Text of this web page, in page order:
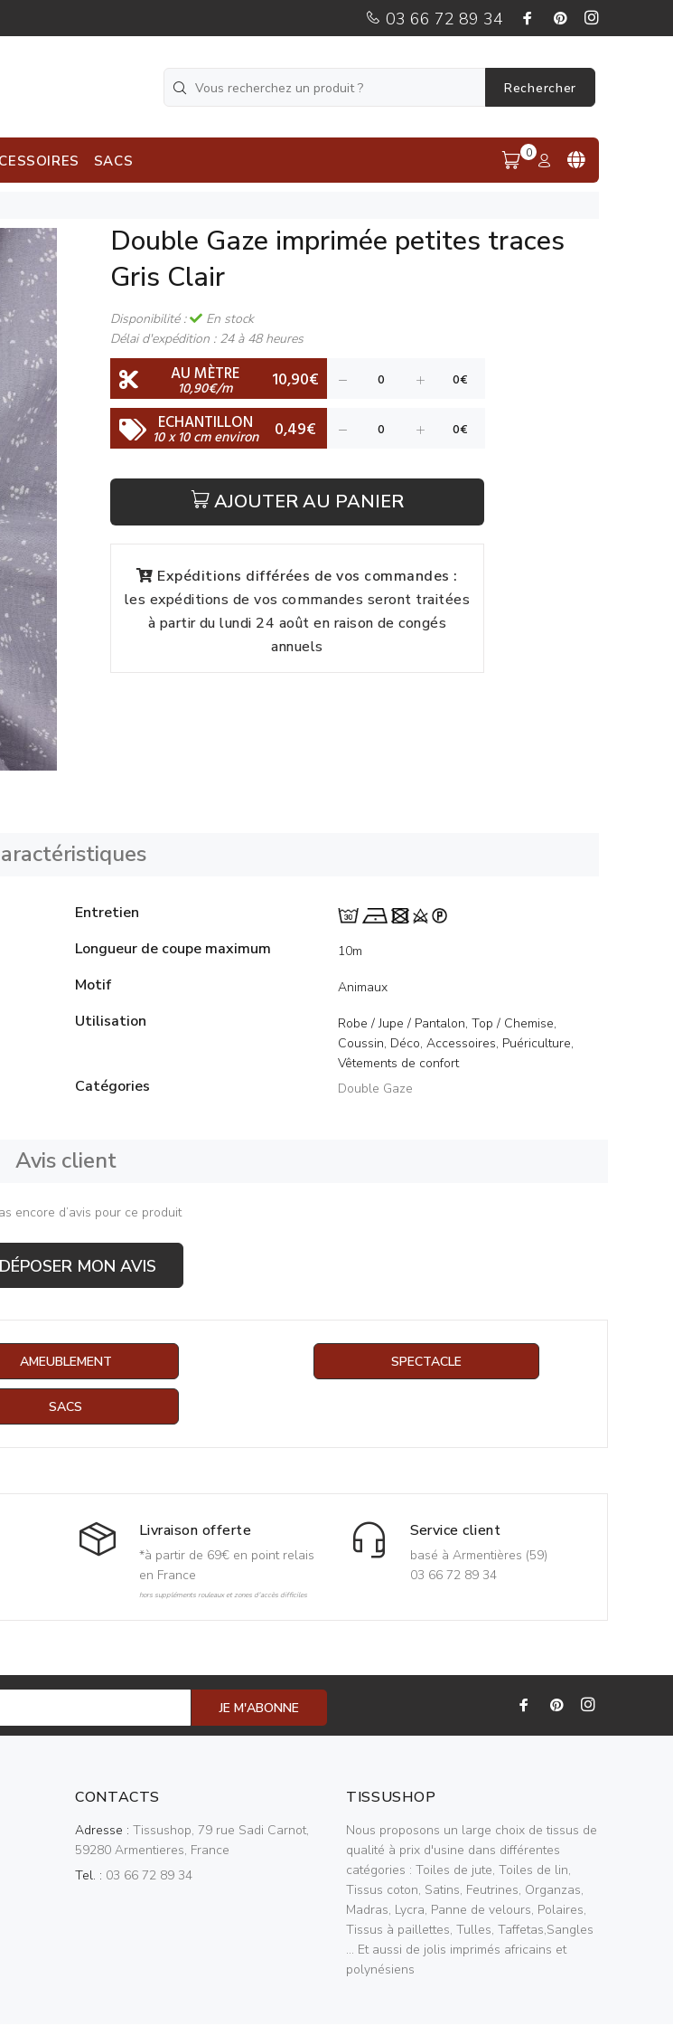
03 66 72 89 34
Rechercher
SACS 0
Double Gaze imprimée petites traces
Gris Clair
Disponibilité :
En stock
Délai d'expédition : 24 à 48 heures
AU MÈTRE
10,90€/m 10,90€
ECHANTILLON
10 x 10 cm environ 0,49€
AJOUTER AU PANIER
Expéditions différées de vos commandes :
les expéditions de vos commandes seront traitées
à partir du lundi 24 août en raison de congés
annuels
Entretien
Longueur de coupe maximum
10m
Motif Animaux
Utilisation
Robe / Jupe / Pantalon, Top / Chemise,
Coussin, Déco, Accessoires, Puériculture,
Vêtements de confort
Catégories Double Gaze
Avis client
encore d’avis pour ce produit
MON AVIS
AMEUBLEMENT SPECTACLE
SACS
Livraison offerte
*à partir de 69€ en point relais
en France
hors suppléments rouleaux et zones d'accès difficiles
Service client
basé à Armentières (59)
03 66 72 89 34
JE M'ABONNE
CONTACTS
Adresse : Tissushop, 79 rue Sadi Carnot,
59280 Armentieres, France
Tel. : 03 66 72 89 34
TISSUSHOP
Nous proposons un large choix de tissus de
qualité à prix d'usine dans différentes
catégories : Toiles de jute, Toiles de lin,
Tissus coton, Satins, Feutrines, Organzas,
Madras, Lycra, Panne de velours, Polaires,
Tissus à paillettes, Tulles, Taffetas,Sangles
... Et aussi de jolis imprimés africains et
polynésiens